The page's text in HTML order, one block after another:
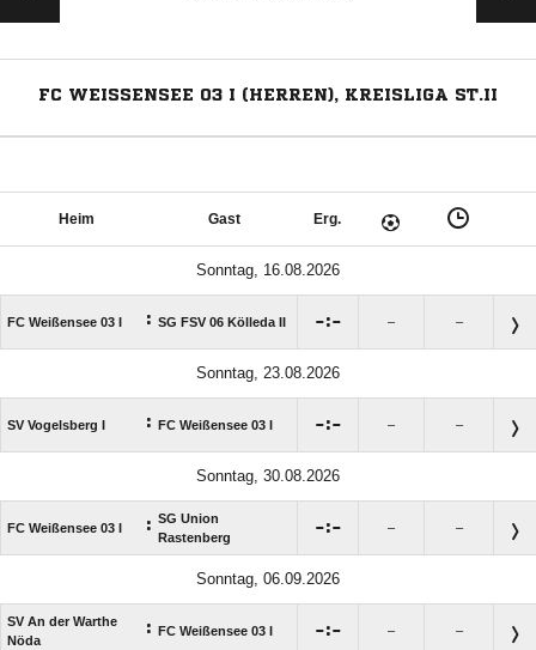
FC WEISSENSEE 03 I (HERREN), KREISLIGA ST.II
Heim Gast Erg.
Sonntag, 16.08.2026
FC Weißensee 03 I : SG FSV 06 Kölleda II : – –
Sonntag, 23.08.2026
SV Vogelsberg I : FC Weißensee 03 I : – –
Sonntag, 30.08.2026
FC Weißensee 03 I : SG Union
Rastenberg
: – –
Sonntag, 06.09.2026
SV An der Warthe
Nöda
: FC Weißensee 03 I : – –